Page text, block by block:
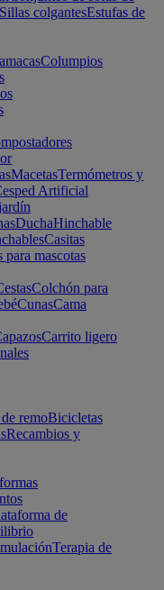
Sillas colgantesEstufas de
Columpios
MacetasTermómetros y
Artificial
DuchaHinchable
Casitas
para mascotas
Colchón para
CunasCama
Carrito ligero
remoBicicletas
Recambios y
de
Terapia de